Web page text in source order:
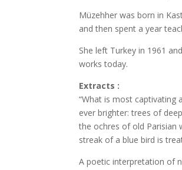
Müzehher was born in
and then spent a year
She left Turkey in 1961
works today.
Extracts :
“What is most captivating
ever brighter: trees of
the ochres of old Parisian
streak of a blue bird is
A poetic interpretation of